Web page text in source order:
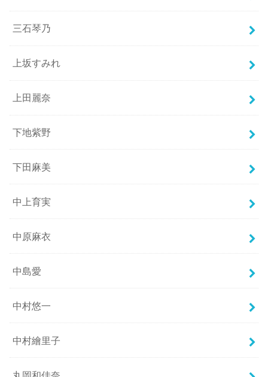
三石琴乃
上坂すみれ
上田麗奈
下地紫野
下田麻美
中上育実
中原麻衣
中島愛
中村悠一
中村繪里子